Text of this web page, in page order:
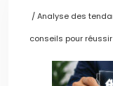
/ Analyse des
conseils pour